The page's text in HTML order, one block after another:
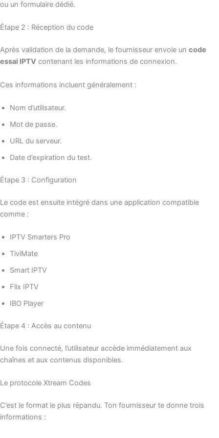
ou un formulaire dédié.
Étape 2 : Réception du code
Après validation de la demande, le fournisseur envoie un code
essai IPTV contenant les informations de connexion.
Ces informations incluent généralement :
Nom d’utilisateur.
Mot de passe.
URL du serveur.
Date d’expiration du test.
Étape 3 : Configuration
Le code est ensuite intégré dans une application compatible
comme :
IPTV Smarters Pro
TiviMate
Smart IPTV
Flix IPTV
IBO Player
Étape 4 : Accès au contenu
Une fois connecté, l’utilisateur accède immédiatement aux
chaînes et aux contenus disponibles.
Le protocole Xtream Codes
C’est le format le plus répandu. Ton fournisseur te donne trois
informations :